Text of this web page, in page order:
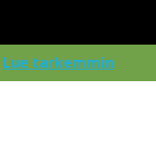
Lue tarkemmin